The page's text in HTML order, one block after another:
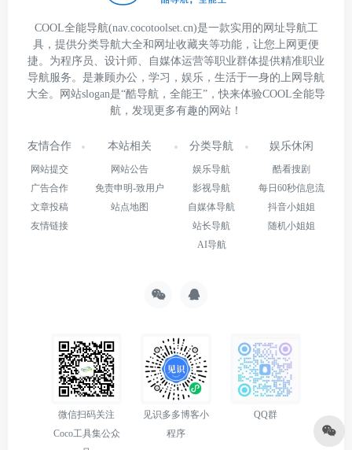
COOL全能导航(nav.cocotoolset.cn)是一款实用的网址导航工
具，提供分类导航大全和网址收藏夹等功能，让您上网更便
捷。为程序员、设计师、自媒体运营等职业群体提供精准职业
导航服务。是兼顾办公，学习，娱乐，生活于一身的上网导航
大全。网站slogan是“酷导航，全能王”，快来体验COOL全能导
航，发现更多有趣的网站！
友情合作
网站提交
广告合作
文章投稿
友情链接
本站相关
网站公告
免责申明-致用户
站点地图
分类导航
娱乐导航
影视导航
自媒体导航
站长导航
AI导航
娱乐休闲
酷看搜剧
每日60秒信息流
抖音小姐姐
随机小姐姐
微信扫码关注
Coco工具集公众
见识多多博客小
程序
QQ群